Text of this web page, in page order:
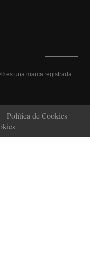
es una marca registrada.
Política de Cookies